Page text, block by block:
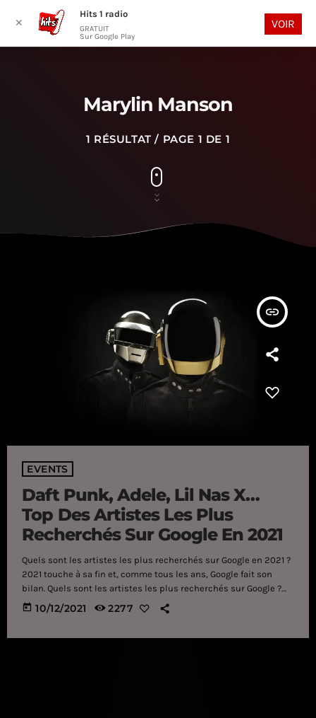
play_arrow
Marylin Manson
1 RÉSULTAT / PAGE 1 DE 1
insert_link
EVENTS
Daft Punk, Adele, Lil Nas X…
Top Des Artistes Les Plus
Recherchés Sur Google En 2021
Quels sont les artistes les plus recherchés sur Google en 2021 ?
2021 touche à sa fin et, comme tous les ans, Google fait son
bilan. Quels sont les artistes les plus recherchés sur Google ?
De Daft Punk à Olivia Rodrigo, voici le classement : TOP DES
ARTISTES LES PLUS RECHERCHES 1. Travis Scott 2. Morgan Wallen
today 10/12/2021 2277
✕
Hits 1 radio
GRATUIT
Sur Google Play
VOIR